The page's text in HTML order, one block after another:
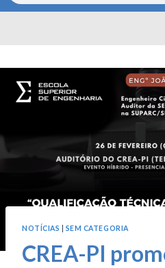
NOTÍCIAS SEM CATEGORIA
CREA-PI